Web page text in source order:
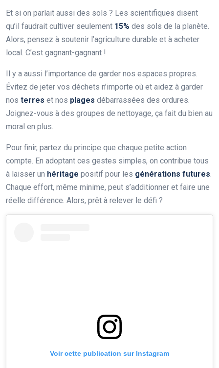
Et si on parlait aussi des sols ? Les scientifiques disent
qu’il faudrait cultiver seulement 15% des sols de la planète.
Alors, pensez à soutenir l’agriculture durable et à acheter
local. C’est gagnant-gagnant !
Il y a aussi l’importance de garder nos espaces propres.
Évitez de jeter vos déchets n’importe où et aidez à garder
nos terres et nos plages débarrassées des ordures.
Joignez-vous à des groupes de nettoyage, ça fait du bien au
moral en plus.
Pour finir, partez du principe que chaque petite action
compte. En adoptant ces gestes simples, on contribue tous
à laisser un héritage positif pour les générations futures.
Chaque effort, même minime, peut s’additionner et faire une
réelle différence. Alors, prêt à relever le défi ?
Voir cette publication sur Instagram